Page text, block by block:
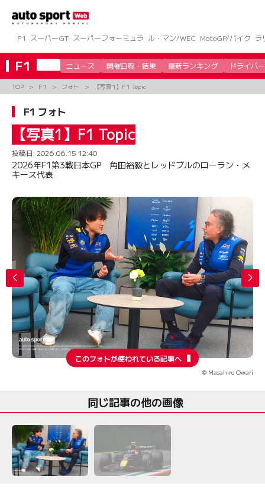
ツ
へ
ス
キ
ッ
F1 スーパーGT スーパーフォーミュラ ル・マン/WEC MotoGP/バイク ラ
F1 ニュース 開催日程・結果 最新ランキング ドライバー
TOP F1 フォト 【写真1】F1 Topic
F1 フォト
【写真1】F1 Topic
投稿日: 2026.06.15 12:40
2026年F1第3戦日本GP 角田裕毅とレッドブルのローラン・メ
キース代表
このフォトが使われている記事へ
© Masahiro Owari
同じ記事の他の画像